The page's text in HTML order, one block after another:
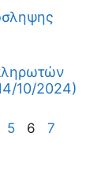
10/2024)
5 6
7